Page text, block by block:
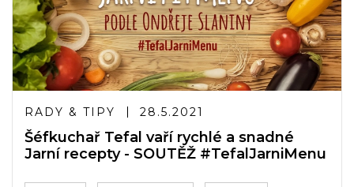
RADY & TIPY 28.5.2021
Šéfkuchař Tefal vaří rychlé a snadné
Jarní recepty - SOUTĚŽ #TefalJarniMenu